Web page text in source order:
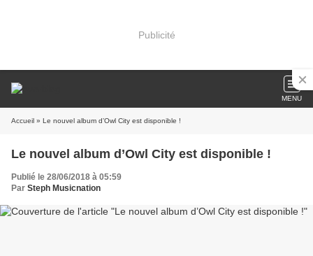
Publicité
MENU
Accueil » Le nouvel album d’Owl City est disponible !
Le nouvel album d’Owl City est disponible !
Publié le 28/06/2018 à 05:59
Par Steph Musicnation